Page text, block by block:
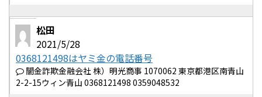
松田
2021/5/28
0368121498はヤミ金の電話番号
闇金詐欺金融会社 株）明光商事 1070062 東京都港区南青山
2-2-15ウィン青山 0368121498 0359048532